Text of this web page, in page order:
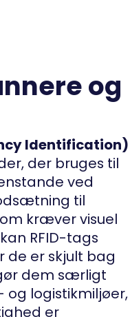
og
Identification)
der bruges til
ved
til
kræver visuel
RFID-tags
de er skjult bag
dem særligt
og logistikmiljøer,
er